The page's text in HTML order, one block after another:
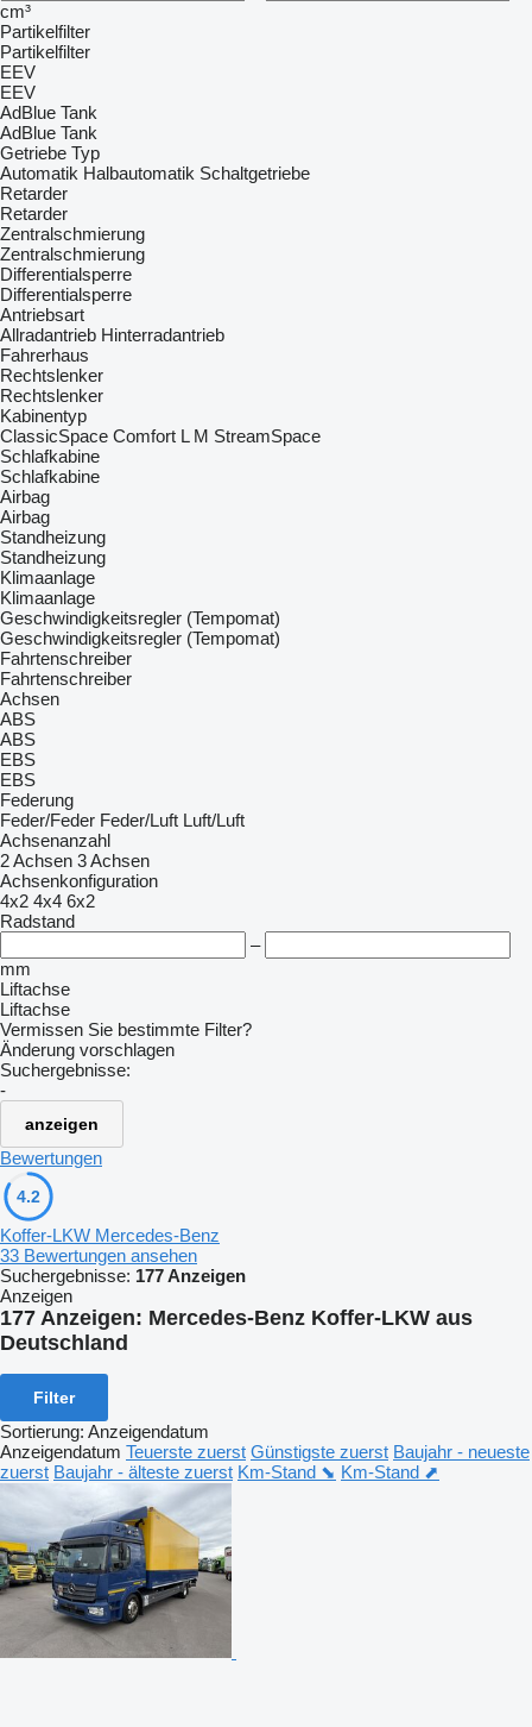
cm³
Partikelfilter
Partikelfilter
EEV
EEV
AdBlue Tank
AdBlue Tank
Getriebe Typ
Automatik Halbautomatik Schaltgetriebe
Retarder
Retarder
Zentralschmierung
Zentralschmierung
Differentialsperre
Differentialsperre
Antriebsart
Allradantrieb Hinterradantrieb
Fahrerhaus
Rechtslenker
Rechtslenker
Kabinentyp
ClassicSpace Comfort L M StreamSpace
Schlafkabine
Schlafkabine
Airbag
Airbag
Standheizung
Standheizung
Klimaanlage
Klimaanlage
Geschwindigkeitsregler (Tempomat)
Geschwindigkeitsregler (Tempomat)
Fahrtenschreiber
Fahrtenschreiber
Achsen
ABS
ABS
EBS
EBS
Federung
Feder/Feder Feder/Luft Luft/Luft
Achsenanzahl
2 Achsen 3 Achsen
Achsenkonfiguration
4x2 4x4 6x2
Radstand
–
mm
Liftachse
Liftachse
Vermissen Sie bestimmte Filter?
Änderung vorschlagen
Suchergebnisse:
-
anzeigen
Bewertungen
4.2
Koffer-LKW Mercedes-Benz
33 Bewertungen ansehen
Suchergebnisse: 177 Anzeigen
Anzeigen
177 Anzeigen: Mercedes-Benz Koffer-LKW aus
Deutschland
Filter
Sortierung: Anzeigendatum
Anzeigendatum Teuerste zuerst Günstigste zuerst Baujahr - neueste
zuerst Baujahr - älteste zuerst Km-Stand ⬊ Km-Stand ⬈